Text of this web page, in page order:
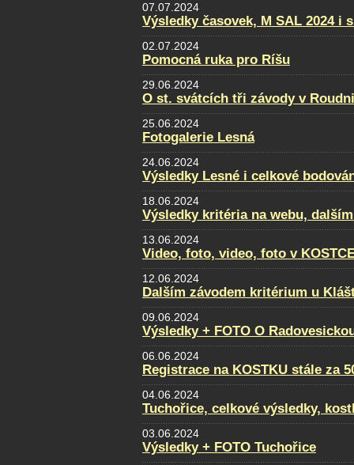
07.07.2024
Výsledky časovek, M SAL 2024 i
02.07.2024
Pomocná ruka pro Ríšu
29.06.2024
O st. svátcích tři závody v
25.06.2024
Fotogalerie Lesná
24.06.2024
Výsledky Lesné i celkové
18.06.2024
Výsledky kritéria na webu,
13.06.2024
Video, foto, video, foto v
12.06.2024
Dalším závodem kritérium u
09.06.2024
Výsledky + FOTO O
06.06.2024
Registrace na KOSTKU stále za
04.06.2024
Tuchořice, celkové výsledky,
03.06.2024
Výsledky + FOTO Tuchořice